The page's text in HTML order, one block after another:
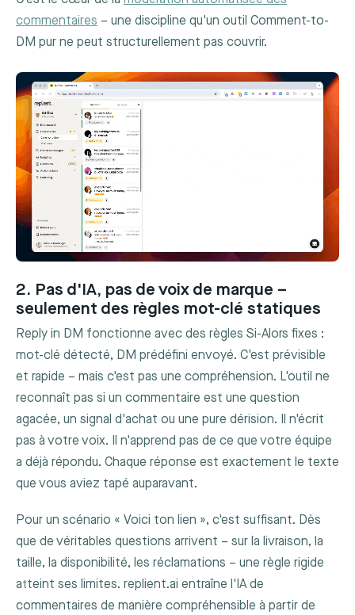
commentaires – une discipline qu'un outil Comment-to-
DM pur ne peut structurellement pas couvrir.
2. Pas d'IA, pas de voix de marque –
seulement des règles mot-clé statiques
Reply in DM fonctionne avec des règles Si-Alors fixes :
mot-clé détecté, DM prédéfini envoyé. C'est prévisible
et rapide – mais c'est pas une compréhension. L'outil ne
reconnaît pas si un commentaire est une question
agacée, un signal d'achat ou une pure dérision. Il n'écrit
pas à votre voix. Il n'apprend pas de ce que votre équipe
a déjà répondu. Chaque réponse est exactement le texte
que vous aviez tapé auparavant.
Pour un scénario « Voici ton lien », c'est suffisant. Dès
que de véritables questions arrivent – sur la livraison, la
taille, la disponibilité, les réclamations – une règle rigide
atteint ses limites. replient.ai entraîne l'IA de
commentaires de manière compréhensible à partir de